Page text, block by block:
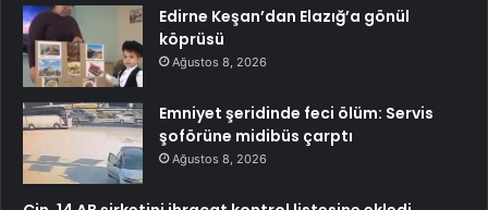
Edirne Keşan’dan Elazığ’a gönül
köprüsü
Ağustos 8, 2026
Emniyet şeridinde feci ölüm: Servis
şoförüne midibüs çarptı
Ağustos 8, 2026